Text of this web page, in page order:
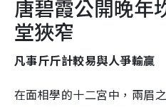
唐碧霞公開晚年
堂狹窄
凡事斤斤計較易與人爭輸贏
在面相學的十二宮中，兩眉